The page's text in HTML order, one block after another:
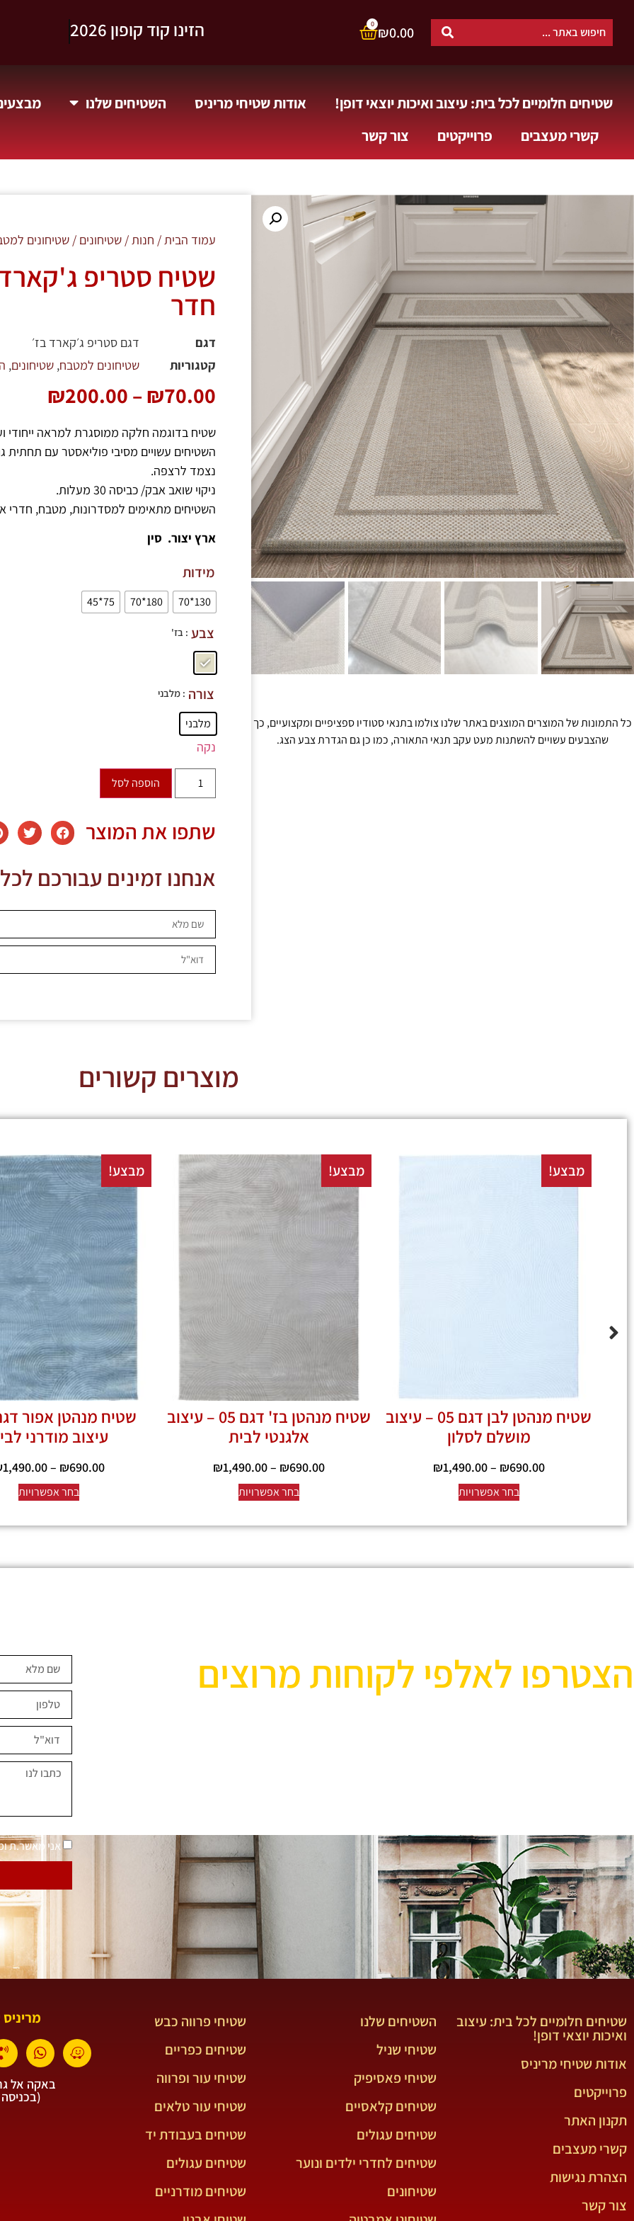
₪0.00
0 וקבלו 10% הנחה.
שטיחים חלומיים לכל בית: עיצוב ואיכות יוצאי דופן! אודות שטיחי מריניס השטיחים שלנו
קשרי מעצבים
פרוייקטים צור קשר
כל התמונות של המוצרים המוצגים באתר שלנו צולמו בתנאי סטודיו ספציפיים ומקצועיים, כך
שהצבעים עשויים להשתנות מעט עקב תנאי התאורה, כמו כן גם הגדרת צבע הצג.
עמוד הבית/ חנות/ שטיחונים / שטיחונים
שטיח סטריפ
חדר
דגם
דגם סטריפ ג׳קארד בז׳
קטגוריות
שטיחונים למטבח, שטיחונים,
₪70.00
–
₪200.00
שטיח בדוגמה חלקה ממוסגרת למראה ייחודי
השטיחים עשויים מסיבי פוליאסטר עם תחתית
נצמד לרצפה.
ניקוי שואב אבק/ כביסה 30 מעלות.
השטיחים מתאימים למסדרונות, מטבח, חדרי
ארץ יצור. סין
מידות
130*70
180*70
75*45
צבע : בז'
צורה : מלבני
מלבני
נקה
הוספה לסל
שתפו את המוצר
אנחנו זמינים עבורכם
מוצרים קשורים
מבצע!
שטיח מנהטן לבן דגם 05 – עיצוב
מושלם לסלון
₪690.00
–
₪1,490.00
בחר אפשרויות
מבצע!
שטיח מנהטן בז' דגם 05 – עיצוב
אלגנטי לבית
₪690.00
–
₪1,490.00
בחר אפשרויות
מבצע!
עיצוב מודרני
₪690.00
–
1,490.00
בחר אפשרויות
הצטרפו לאלפי לקוחות מרוצים
אני מאשר.ת
שטיחים חלומיים לכל בית: עיצוב
ואיכות יוצאי דופן!
אודות שטיחי מריניס
פרוייקטים
תקנון האתר
קשרי מעצבים
הצהרת נגישות
צור קשר
השטיחים שלנו
שטיחי שניל
שטיחי פאסיפיק
שטיחים קלאסיים
שטיחים עגולים
שטיחים לחדרי ילדים ונוער
שטיחונים
שטיחי פרווה כבש
שטיחים כפריים
שטיחי עור ופרווה
שטיחי עור טלאים
שטיחים בעבודת יד
שטיחים עגולים
שטיחים מודרניים
באקה אל